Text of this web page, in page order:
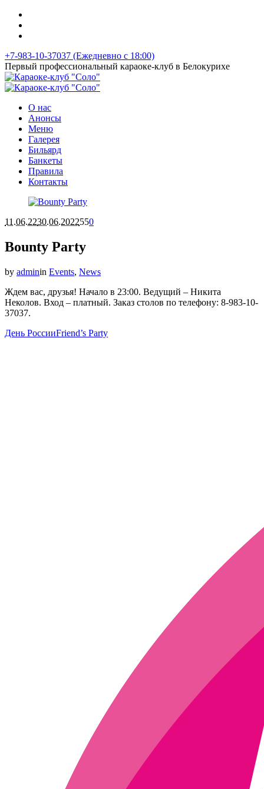
+7-983-10-37037 (Ежедневно с 18:00)
Первый профессиональный караоке-клуб в Белокурихе
О нас
Анонсы
Меню
Галерея
Бильярд
Банкеты
Правила
Контакты
11.06.2230.06.2022550
Bounty Party
by adminin Events, News
Ждем вас, друзья! Начало в 23:00. Ведущий – Никита
Неколов. Вход – платный. Заказ столов по телефону: 8-983-10-
37037.
День РоссииFriend’s Party